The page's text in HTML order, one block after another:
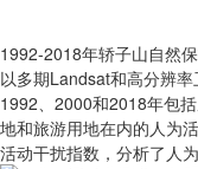
1992-2018年轿子山自然
以多期Landsat和高分辨
1992、2000和2018年包
地和旅游用地在内的人为
活动干扰指数，分析了人